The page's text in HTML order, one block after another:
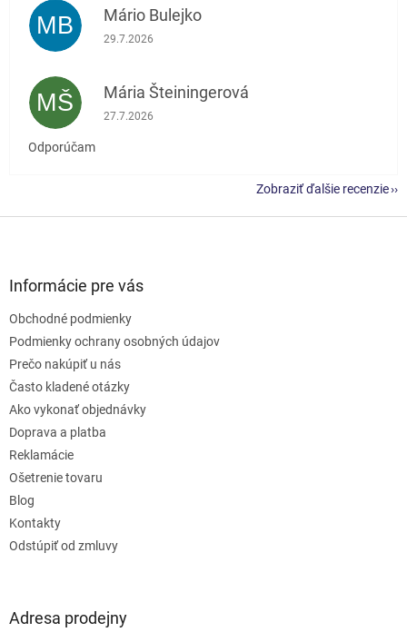
MB Mário Bulejko
Hodnotenie obchodu je 5 z 5 hviezdičiek.
29.7.2026
MŠ Mária Šteiningerová
Hodnotenie obchodu je 5 z 5 hviezdičiek.
27.7.2026
Odporúčam
Zobraziť ďalšie recenzie
Informácie pre vás
Obchodné podmienky
Podmienky ochrany osobných údajov
Prečo nakúpiť u nás
Často kladené otázky
Ako vykonať objednávky
Doprava a platba
Reklamácie
Ošetrenie tovaru
Blog
Kontakty
Odstúpiť od zmluvy
Adresa prodejny